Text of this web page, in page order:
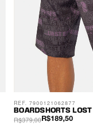
BOARDSHORTS
R$189,50
R$379,00
REF. 7900121062877